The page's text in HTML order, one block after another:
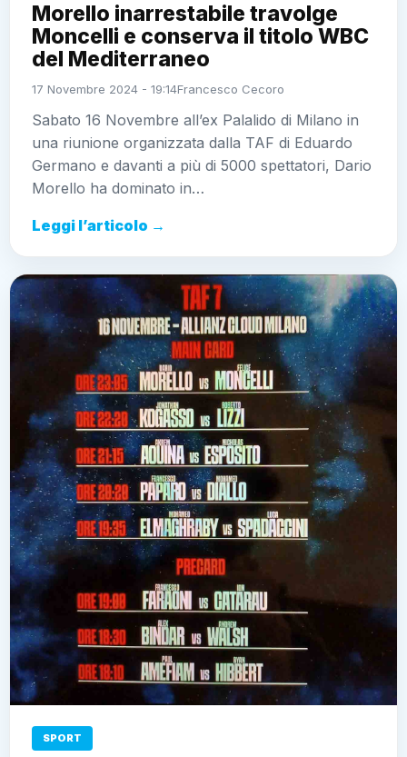
Morello inarrestabile travolge
Moncelli e conserva il titolo WBC
del Mediterraneo
17 Novembre 2024 - 19:14Francesco Cecoro
Sabato 16 Novembre all’ex Palalido di Milano in
una riunione organizzata dalla TAF di Eduardo
Germano e davanti a più di 5000 spettatori, Dario
Morello ha dominato in…
Leggi l’articolo →
SPORT